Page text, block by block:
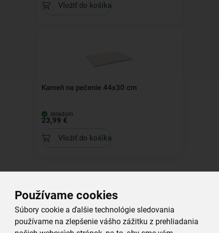
Používame cookies
Súbory cookie a ďalšie technológie sledovania
používame na zlepšenie vášho zážitku z prehliadania
Vložiť do košíka
Kameň na pečenie 44x30 cm
skladom
23,99 €
Vložiť do košíka
Ponuka
ktokoľvek iný
Prihláste sa k odberu nášho newslettera.